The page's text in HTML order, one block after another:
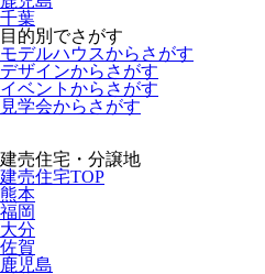
千葉
目的別でさがす
モデルハウスからさがす
デザインからさがす
イベントからさがす
見学会からさがす
建売住宅・分譲地
建売住宅TOP
熊本
福岡
大分
佐賀
鹿児島